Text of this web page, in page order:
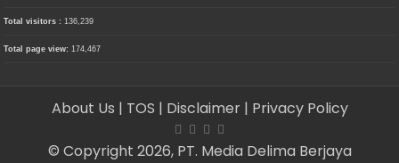
Total visitors :136,239
Total page view:174,467
About Us | TOS | Disclaimer | Privacy Policy
© Copyright 2026, PT. Media Delima Berjaya